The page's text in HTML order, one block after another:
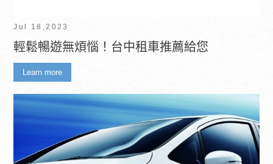
Jul 18,2023
輕鬆暢遊無煩惱！台中租車推薦給您
Learn more